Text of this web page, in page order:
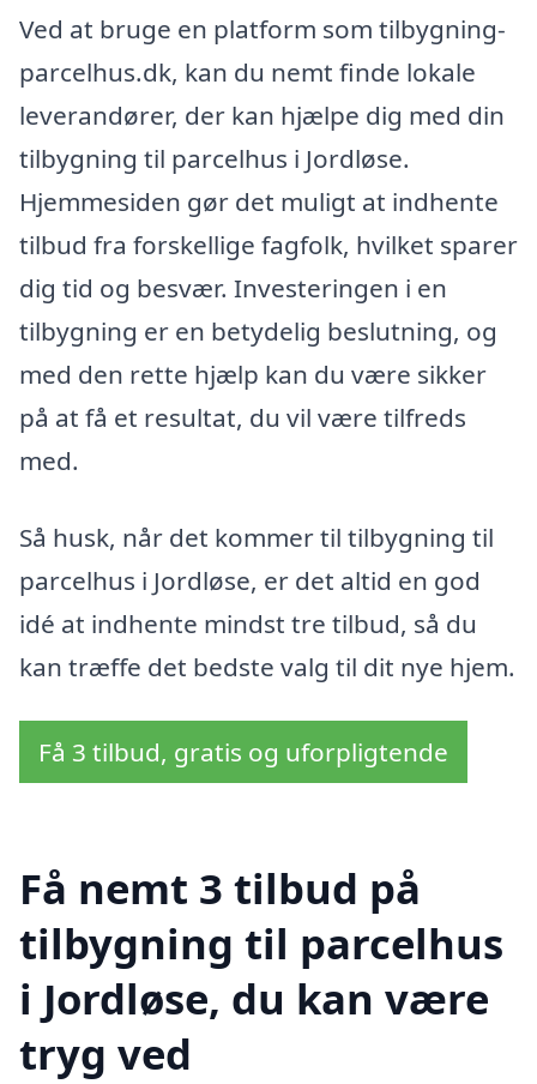
Ved at bruge en platform som tilbygning-
parcelhus.dk, kan du nemt finde lokale
leverandører, der kan hjælpe dig med din
tilbygning til parcelhus i Jordløse.
Hjemmesiden gør det muligt at indhente
tilbud fra forskellige fagfolk, hvilket sparer
dig tid og besvær. Investeringen i en
tilbygning er en betydelig beslutning, og
med den rette hjælp kan du være sikker
på at få et resultat, du vil være tilfreds
med.
Så husk, når det kommer til tilbygning til
parcelhus i Jordløse, er det altid en god
idé at indhente mindst tre tilbud, så du
kan træffe det bedste valg til dit nye hjem.
Få 3 tilbud, gratis og uforpligtende
Få nemt 3 tilbud på
tilbygning til parcelhus
i Jordløse, du kan være
tryg ved